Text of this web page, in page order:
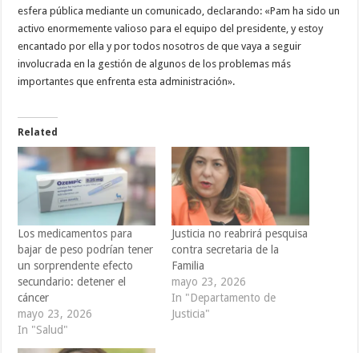
esfera pública mediante un comunicado, declarando: «Pam ha sido un
activo enormemente valioso para el equipo del presidente, y estoy
encantado por ella y por todos nosotros de que vaya a seguir
involucrada en la gestión de algunos de los problemas más
importantes que enfrenta esta administración».
Related
Los medicamentos para
bajar de peso podrían tener
un sorprendente efecto
secundario: detener el
cáncer
mayo 23, 2026
In "Salud"
Justicia no reabrirá pesquisa
contra secretaria de la
Familia
mayo 23, 2026
In "Departamento de
Justicia"